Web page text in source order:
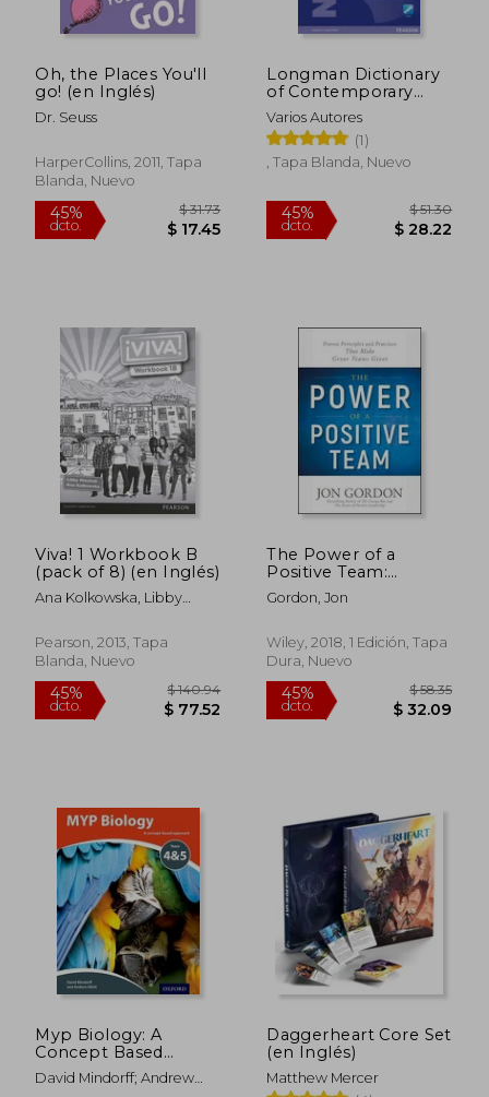
Oh, the Places You'll
go! (en Inglés)
Dr. Seuss
HarperCollins, 2011, Tapa
Blanda, Nuevo
45%
dcto. $ 17.45
Longman Dictionary
of Contemporary
English 6 Arab World
Paper and Online (en
Inglés)
Varios Autores
(1)
, Tapa Blanda, Nuevo
45%
dcto.
Viva! 1 Workbook B
(pack of 8) (en Inglés)
Ana Kolkowska, Libby
Pearson, 2013, Tapa
Blanda, Nuevo
45% $ 140.94
The Power of a
Positive Team:
Proven Principles
and Practices That
Great (en Inglés)
Gordon, Jon
Wiley, 2018, 1 Edición, Tapa
Dura, Nuevo
45%
Myp Biology: A
Concept Based
Approach (ib myp
Series) (en Inglés)
David Mindorff; Andrew
Daggerheart Core Set
(en Inglés)
Matthew Mercer